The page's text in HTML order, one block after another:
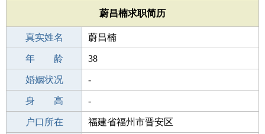
蔚昌楠求职简历
真实姓名 蔚昌楠
性 别 男
年 龄 38
出生年月 1988-05-24
婚姻状况 -
学 历 中学
身 高 -
毕业学校 中学
户口所在 福建省福州市晋安区